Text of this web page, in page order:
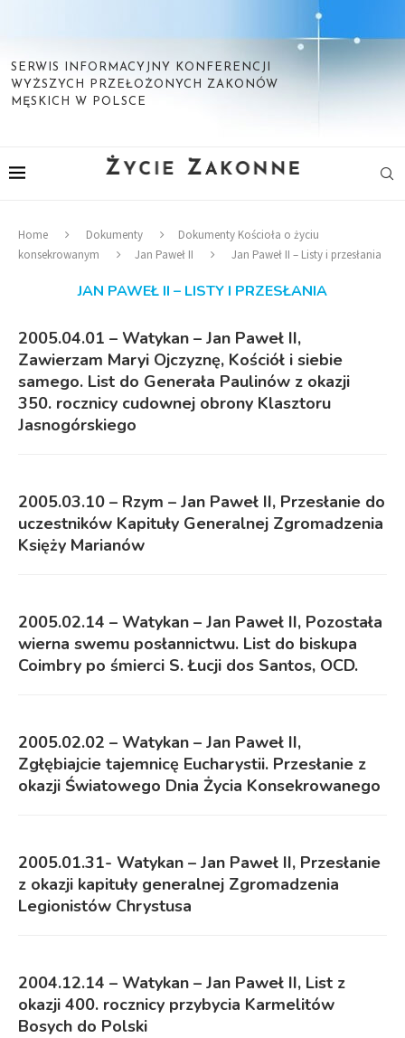
SERWIS INFORMACYJNY KONFERENCJI
WYŻSZYCH PRZEŁOŻONYCH ZAKONÓW
MĘSKICH W POLSCE
Home Dokumenty
Dokumenty Kościoła o życiu
konsekrowanym
Jan Paweł II Jan Paweł II – Listy i przesłania
JAN PAWEŁ II – LISTY I PRZESŁANIA
2005.04.01 – Watykan – Jan Paweł II,
Zawierzam Maryi Ojczyznę, Kościół i siebie
samego. List do Generała Paulinów z okazji
350. rocznicy cudownej obrony Klasztoru
Jasnogórskiego
2005.03.10 – Rzym – Jan Paweł II, Przesłanie do
uczestników Kapituły Generalnej Zgromadzenia
Księży Marianów
2005.02.14 – Watykan – Jan Paweł II, Pozostała
wierna swemu posłannictwu. List do biskupa
Coimbry po śmierci S. Łucji dos Santos, OCD.
2005.02.02 – Watykan – Jan Paweł II,
Zgłębiajcie tajemnicę Eucharystii. Przesłanie z
okazji Światowego Dnia Życia Konsekrowanego
2005.01.31- Watykan – Jan Paweł II, Przesłanie
z okazji kapituły generalnej Zgromadzenia
Legionistów Chrystusa
2004.12.14 – Watykan – Jan Paweł II, List z
okazji 400. rocznicy przybycia Karmelitów
Bosych do Polski